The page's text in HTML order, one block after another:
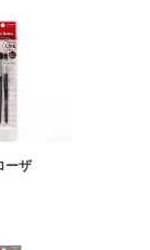
ーザ